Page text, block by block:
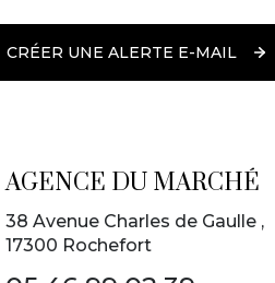
CRÉER UNE ALERTE E-MAIL
AGENCE DU MARCHÉ
38 Avenue Charles de Gaulle ,
17300 Rochefort